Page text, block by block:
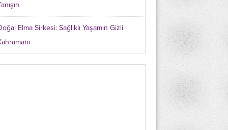
Elma Sirkesi: Sağlıklı Yaşamın Gizli